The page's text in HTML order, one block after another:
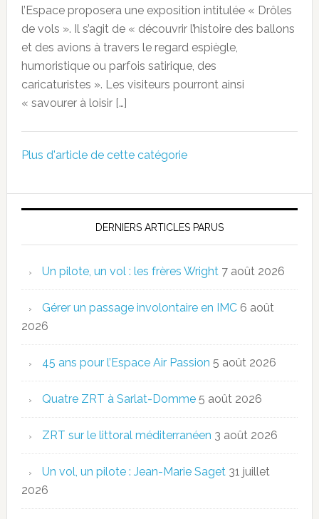
l’Espace proposera une exposition intitulée « Drôles
de vols ». Il s’agit de « découvrir l’histoire des ballons
et des avions à travers le regard espiègle,
humoristique ou parfois satirique, des
caricaturistes ». Les visiteurs pourront ainsi
« savourer à loisir […]
Plus d'article de cette catégorie
DERNIERS ARTICLES PARUS
Un pilote, un vol : les frères Wright 7 août 2026
Gérer un passage involontaire en IMC 6 août
2026
45 ans pour l’Espace Air Passion 5 août 2026
Quatre ZRT à Sarlat-Domme 5 août 2026
ZRT sur le littoral méditerranéen 3 août 2026
Un vol, un pilote : Jean-Marie Saget 31 juillet
2026